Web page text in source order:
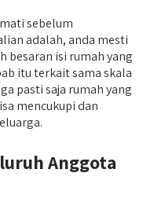
sebelum
adalah, anda mesti
besaran isi rumah yang
itu terkait sama skala
pasti saja rumah yang
mencukupi dan
Anggota